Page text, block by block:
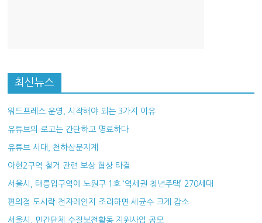
최신뉴스
워드프레스 운영, 시작해야 되는 3가지 이유
유튜브의 로고는 간단하고 명료하다
유튜브 시대, 천하삼분지계
아현2구역 철거 관련 보상 협상 타결
서울시, 태릉입구역에 노원구 1호 ‘역세권 청년주택’ 270세대
편의점 도시락 전자레인지 조리하면 세균수 크게 감소
서울시, 민간단체 수질보전활동 지원사업 공모